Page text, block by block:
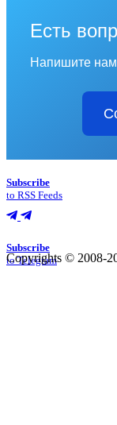
Есть
Напишите нам
Subscribe
to RSS Feeds
Subscribe
to Telegram
Copyrights © 2008-